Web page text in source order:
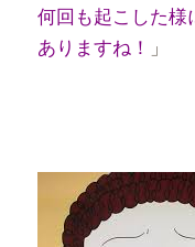
何回も起こした様
ありますね！ 」